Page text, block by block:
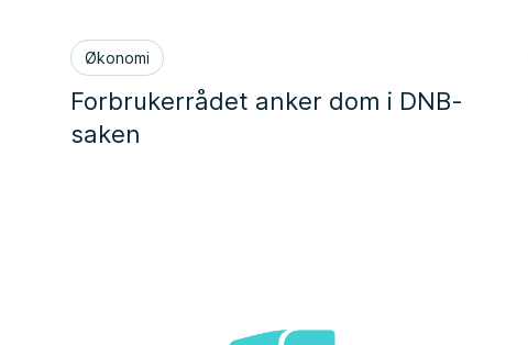
Økonomi
Forbrukerrådet anker dom i DNB-
saken